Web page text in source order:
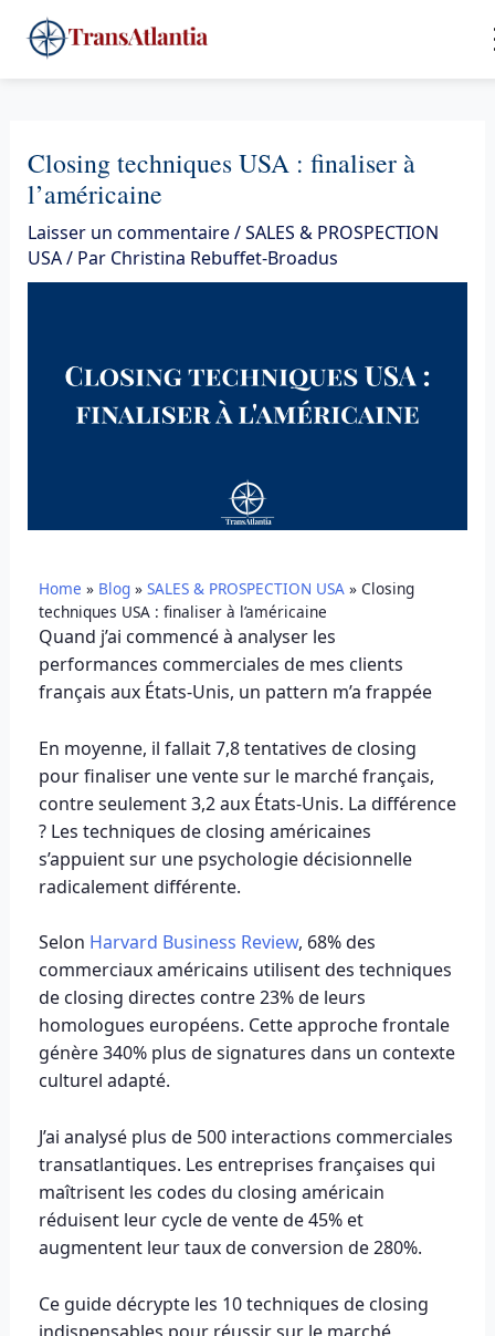
au
contenu
Closing techniques USA : finaliser à
l’américaine
Laisser un commentaire/SALES & PROSPECTION
USA/ Par Christina Rebuffet-Broadus
Home » Blog» SALES & PROSPECTION USA» Closing
techniques USA : finaliser à l’américaine
Quand j’ai commencé à analyser les
performances commerciales de mes clients
français aux États-Unis, un pattern m’a frappée
En moyenne, il fallait 7,8 tentatives de closing
pour finaliser une vente sur le marché français,
contre seulement 3,2 aux États-Unis. La différence
? Les techniques de closing américaines
s’appuient sur une psychologie décisionnelle
radicalement différente.
Selon Harvard Business Review, 68% des
commerciaux américains utilisent des techniques
de closing directes contre 23% de leurs
homologues européens. Cette approche frontale
génère 340% plus de signatures dans un contexte
culturel adapté.
J’ai analysé plus de 500 interactions commerciales
transatlantiques. Les entreprises françaises qui
maîtrisent les codes du closing américain
réduisent leur cycle de vente de 45% et
augmentent leur taux de conversion de 280%.
Ce guide décrypte les 10 techniques de closing